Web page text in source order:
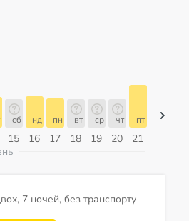
15
сб
16
нд
17
пн
18
вт
19
ср
20
чт
21
пт
7 ночей, без транспорту